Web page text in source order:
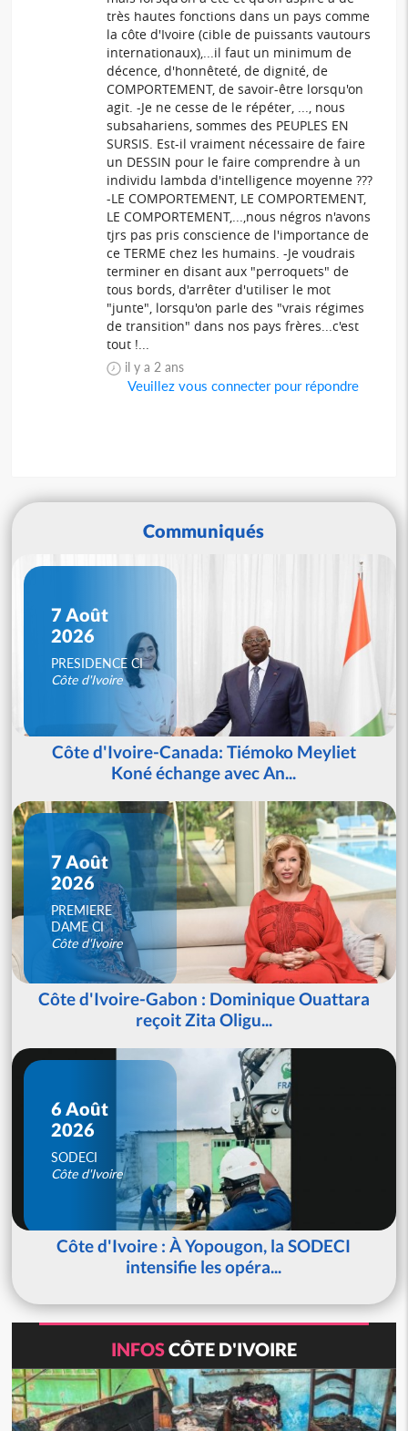
très hautes fonctions dans un pays comme
la côte d'Ivoire (cible de puissants vautours
internationaux),...il faut un minimum de
décence, d'honnêteté, de dignité, de
COMPORTEMENT, de savoir-être lorsqu'on
agit. -Je ne cesse de le répéter, ..., nous
subsahariens, sommes des PEUPLES EN
SURSIS. Est-il vraiment nécessaire de faire
un DESSIN pour le faire comprendre à un
individu lambda d'intelligence moyenne ???
-LE COMPORTEMENT, LE COMPORTEMENT,
LE COMPORTEMENT,...,nous négros n'avons
tjrs pas pris conscience de l'importance de
ce TERME chez les humains. -Je voudrais
terminer en disant aux "perroquets" de
tous bords, d'arrêter d'utiliser le mot
"junte", lorsqu'on parle des "vrais régimes
de transition" dans nos pays frères...c'est
tout !...
il y a 2 ans
Veuillez vous connecter pour répondre
Communiqués
7 Août
2026
PRESIDENCE CI
Côte d'Ivoire
Côte d'Ivoire-Canada: Tiémoko Meyliet
Koné échange avec An...
7 Août
2026
PREMIERE
DAME CI
Côte d'Ivoire
Côte d'Ivoire-Gabon : Dominique Ouattara
reçoit Zita Oligu...
6 Août
2026
SODECI
Côte d'Ivoire
Côte d'Ivoire : À Yopougon, la SODECI
intensifie les opéra...
INFOSCÔTE D'IVOIRE